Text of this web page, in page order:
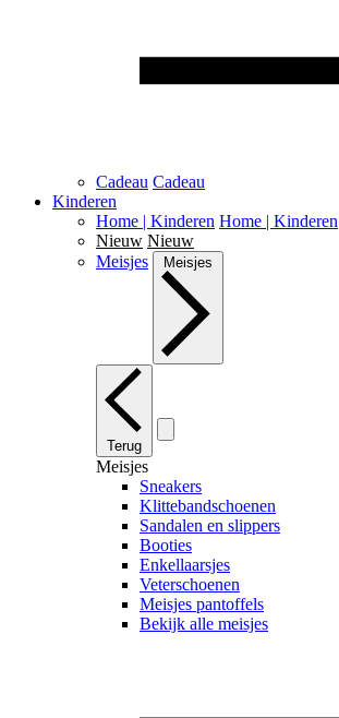
Cadeau Cadeau
Kinderen
Home | Kinderen Home | Kinderen
Nieuw Nieuw
Meisjes
Meisjes
Terug
Meisjes
Sneakers
Klittebandschoenen
Sandalen en slippers
Booties
Enkellaarsjes
Veterschoenen
Meisjes pantoffels
Bekijk alle meisjes